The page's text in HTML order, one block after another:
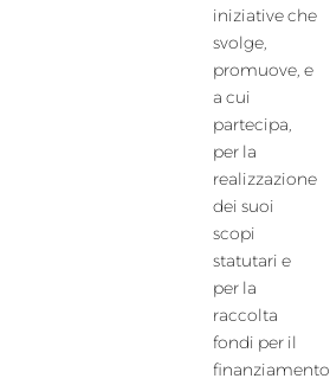
iniziative che
svolge,
promuove, e
a cui
partecipa,
per la
realizzazione
dei suoi
scopi
statutari e
per la
raccolta
fondi per il
finanziamento